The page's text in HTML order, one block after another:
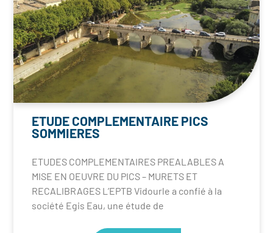
ETUDE COMPLEMENTAIRE PICS
SOMMIERES
ETUDES COMPLEMENTAIRES PREALABLES A
MISE EN OEUVRE DU PICS – MURETS ET
RECALIBRAGES L’EPTB Vidourle a confié à la
société Egis Eau, une étude de